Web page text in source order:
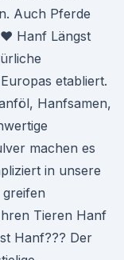
Auch Pferde
Hanf Längst
etabliert.
Hanfsamen,
machen es
in unsere
Tieren Hanf
Hanf??? Der